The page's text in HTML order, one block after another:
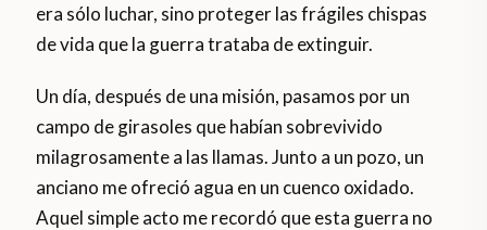
era sólo luchar, sino proteger las frágiles chispas
de vida que la guerra trataba de extinguir.
Un día, después de una misión, pasamos por un
campo de girasoles que habían sobrevivido
milagrosamente a las llamas. Junto a un pozo, un
anciano me ofreció agua en un cuenco oxidado.
Aquel simple acto me recordó que esta guerra no